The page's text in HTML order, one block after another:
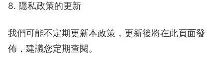
8. 隱私政策的更新
我們可能不定期更新本政策，更新後將在此頁面發
佈，建議您定期查閱。